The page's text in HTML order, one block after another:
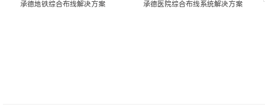
承德地铁综合布线解决方案 承德医院综合布线系统解决方案